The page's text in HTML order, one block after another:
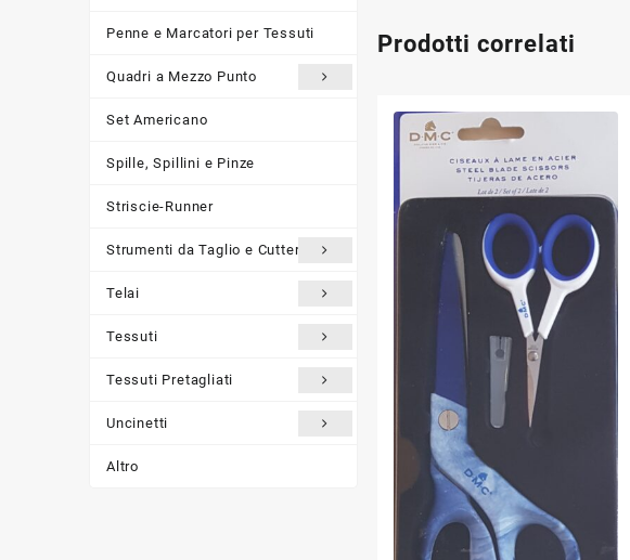
Penne e Marcatori per Tessuti
Quadri a Mezzo Punto
Set Americano
Spille, Spillini e Pinze
Striscie-Runner
Strumenti da Taglio e Cutter
Telai
Tessuti
Tessuti Pretagliati
Uncinetti
Altro
Prodotti correlati